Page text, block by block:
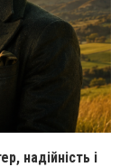
надійність і